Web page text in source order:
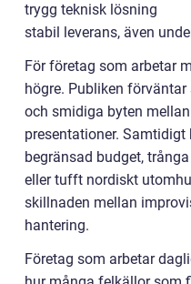
trygg teknisk lösning
stabil leverans, även
För företag som arbetar
högre. Publiken
och smidiga byten
presentationer.
begränsad budget,
eller tufft nordiskt
skillnaden mellan
hantering.
Företag som arbetar